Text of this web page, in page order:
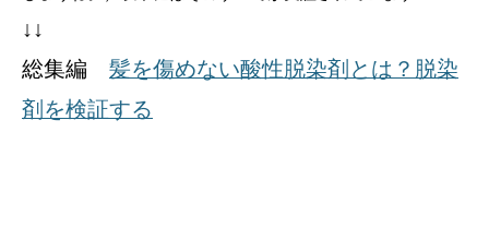
↓↓
総集編 髪を傷めない酸性脱染剤とは？脱染
剤を検証する